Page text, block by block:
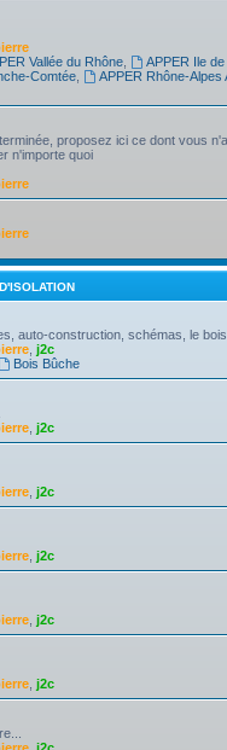
Vallée du Rhône, APPER Ile
Comtée, APPER Rhône-Alpes
proposez ici ce dont vous
n'importe quoi
auto-construction, schémas, le
j2c
Bois Bûche
j2c
j2c
j2c
j2c
j2c
j2c